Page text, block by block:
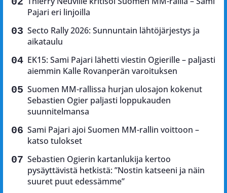
Pajari eri linjoilla
Secto Rally 2026: Sunnuntain lähtöjärjestys ja
aikataulu
EK15: Sami Pajari lähetti viestin Ogierille – paljasti
aiemmin Kalle Rovanperän varoituksen
Suomen MM-rallissa hurjan ulosajon kokenut
Sebastien Ogier paljasti loppukauden
suunnitelmansa
Sami Pajari ajoi Suomen MM-rallin voittoon –
katso tulokset
Sebastien Ogierin kartanlukija kertoo
pysäyttävistä hetkistä: ”Nostin katseeni ja näin
suuret puut edessämme”